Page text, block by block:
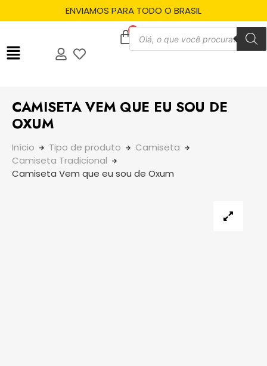
ENVIAMOS PARA TODO O BRASIL
CAMISETA VEM QUE EU SOU DE
OXUM
Início Tipo de produto
Camiseta
Camiseta Tradicional
Camiseta Vem que eu sou de Oxum